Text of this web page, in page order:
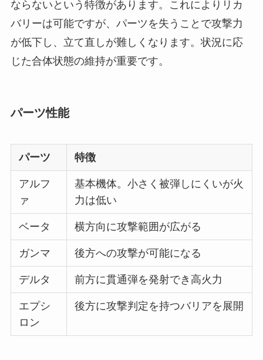
ならないという特徴があります。これによりリカ
バリーは可能ですが、パーツを失うことで攻撃力
が低下し、立て直しが難しくなります。状況に応
じた合体状態の維持が重要です。
パーツ性能
パーツ 特徴
アルフ
ァ
基本機体。小さく被弾しにくいが火
力は低い
ベータ 横方向に攻撃範囲が広がる
ガンマ 後方への攻撃が可能になる
デルタ 前方に貫通弾を発射でき高火力
エプシ
ロン
後方に攻撃判定を持つバリアを展開